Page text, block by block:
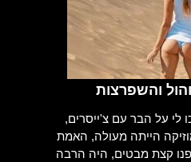
והשפרצות
לי על הבר עם צ'ייסרים,
הייתה מעולה, האמת
קצת מבטים, היה הרבה